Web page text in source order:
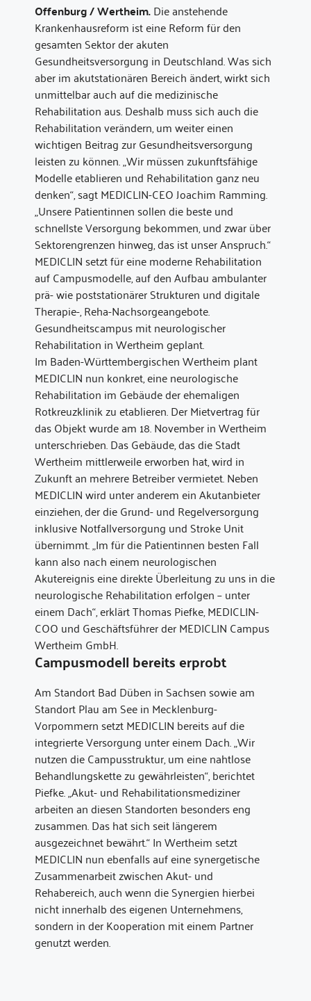
Offenburg / Wertheim.Die anstehende
Krankenhausreform ist eine Reform für den
gesamten Sektor der akuten
Gesundheitsversorgung in Deutschland. Was sich
aber im akutstationären Bereich ändert, wirkt sich
unmittelbar auch auf die medizinische
Rehabilitation aus. Deshalb muss sich auch die
Rehabilitation verändern, um weiter einen
wichtigen Beitrag zur Gesundheitsversorgung
leisten zu können. „Wir müssen zukunftsfähige
Modelle etablieren und Rehabilitation ganz neu
denken“, sagt MEDICLIN-CEO Joachim Ramming.
„Unsere Patientinnen sollen die beste und
schnellste Versorgung bekommen, und zwar über
Sektorengrenzen hinweg, das ist unser Anspruch.“
MEDICLIN setzt für eine moderne Rehabilitation
auf Campusmodelle, auf den Aufbau ambulanter
prä- wie poststationärer Strukturen und digitale
Therapie-, Reha-Nachsorgeangebote.
Gesundheitscampus mit neurologischer
Rehabilitation in Wertheim geplant.
Im Baden-Württembergischen Wertheim plant
MEDICLIN nun konkret, eine neurologische
Rehabilitation im Gebäude der ehemaligen
Rotkreuzklinik zu etablieren. Der Mietvertrag für
das Objekt wurde am 18. November in Wertheim
unterschrieben. Das Gebäude, das die Stadt
Wertheim mittlerweile erworben hat, wird in
Zukunft an mehrere Betreiber vermietet. Neben
MEDICLIN wird unter anderem ein Akutanbieter
einziehen, der die Grund- und Regelversorgung
inklusive Notfallversorgung und Stroke Unit
übernimmt. „Im für die Patientinnen besten Fall
kann also nach einem neurologischen
Akutereignis eine direkte Überleitung zu uns in die
neurologische Rehabilitation erfolgen – unter
einem Dach“, erklärt Thomas Piefke, MEDICLIN-
COO und Geschäftsführer der MEDICLIN Campus
Wertheim GmbH.
Campusmodell bereits erprobt
Am Standort Bad Düben in Sachsen sowie am
Standort Plau am See in Mecklenburg-
Vorpommern setzt MEDICLIN bereits auf die
integrierte Versorgung unter einem Dach. „Wir
nutzen die Campusstruktur, um eine nahtlose
Behandlungskette zu gewährleisten“, berichtet
Piefke. „Akut- und Rehabilitationsmediziner
arbeiten an diesen Standorten besonders eng
zusammen. Das hat sich seit längerem
ausgezeichnet bewährt.“ In Wertheim setzt
MEDICLIN nun ebenfalls auf eine synergetische
Zusammenarbeit zwischen Akut- und
Rehabereich, auch wenn die Synergien hierbei
nicht innerhalb des eigenen Unternehmens,
sondern in der Kooperation mit einem Partner
genutzt werden.